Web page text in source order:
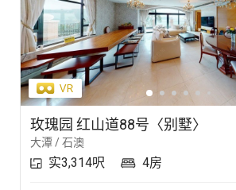
玫瑰园 红山道88号〈别墅〉
大潭 / 石澳
实3,314呎 4房